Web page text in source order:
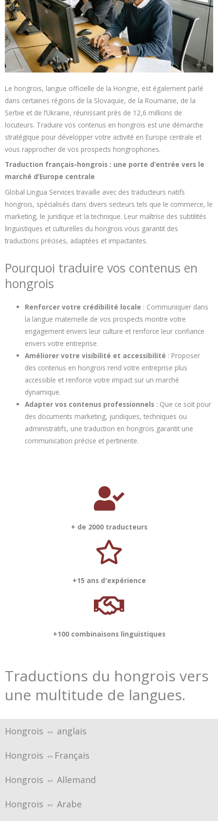
Le hongrois, langue officielle de la Hongrie, est également parlé
dans certaines régions de la Slovaquie, de la Roumanie, de la
Serbie et de l’Ukraine, réunissant près de 12,6 millions de
locuteurs. Traduire vos contenus en hongrois est une démarche
stratégique pour développer votre activité en Europe centrale et
vous rapprocher de vos prospects hongrophones.
Traduction français-hongrois : une porte d’entrée vers le
marché d’Europe centrale
Global Lingua Services travaille avec des traducteurs natifs
hongrois, spécialisés dans divers secteurs tels que le commerce, le
marketing, le juridique et la technique. Leur maîtrise des subtilités
linguistiques et culturelles du hongrois vous garantit des
traductions précises, adaptées et impactantes.
Pourquoi traduire vos contenus en
hongrois
Renforcer votre crédibilité locale : Communiquer dans
la langue maternelle de vos prospects montre votre
engagement envers leur culture et renforce leur confiance
envers votre entreprise.
Améliorer votre visibilité et accessibilité : Proposer
des contenus en hongrois rend votre entreprise plus
accessible et renforce votre impact sur un marché
dynamique.
Adapter vos contenus professionnels : Que ce soit pour
des documents marketing, juridiques, techniques ou
administratifs, une traduction en hongrois garantit une
communication précise et pertinente.
+ de 2000 traducteurs
+15 ans d'expérience
+100 combinaisons linguistiques
Traductions du hongrois vers
une multitude de langues.
Hongrois ⇔ anglais
Hongrois ⇔Français
Hongrois ⇔ Allemand
Hongrois ⇔ Arabe